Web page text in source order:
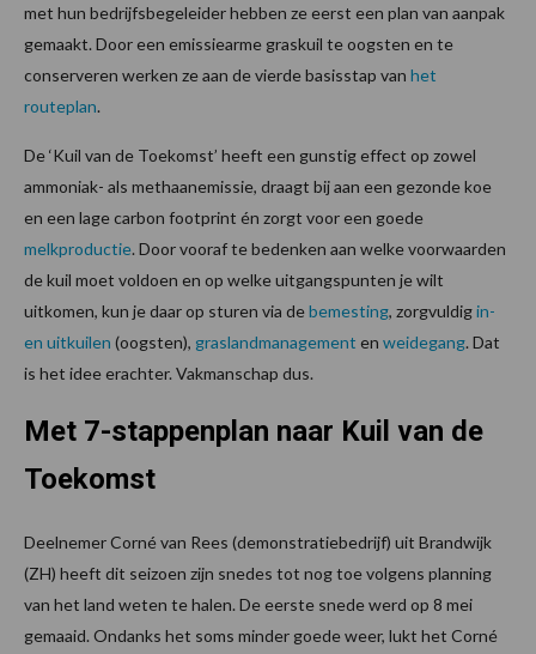
met hun bedrijfsbegeleider hebben ze eerst een plan van aanpak
gemaakt. Door een emissiearme graskuil te oogsten en te
conserveren werken ze aan de vierde basisstap van het
routeplan.
De ‘Kuil van de Toekomst’ heeft een gunstig effect op zowel
ammoniak- als methaanemissie, draagt bij aan een gezonde koe
en een lage carbon footprint én zorgt voor een goede
melkproductie. Door vooraf te bedenken aan welke voorwaarden
de kuil moet voldoen en op welke uitgangspunten je wilt
uitkomen, kun je daar op sturen via debemesting, zorgvuldigin-
en uitkuilen (oogsten), graslandmanagement en weidegang. Dat
is het idee erachter. Vakmanschap dus.
Met 7-stappenplan naar Kuil van de
Toekomst
Deelnemer Corné van Rees (demonstratiebedrijf) uit Brandwijk
(ZH) heeft dit seizoen zijn snedes tot nog toe volgens planning
van het land weten te halen. De eerste snede werd op 8 mei
gemaaid. Ondanks het soms minder goede weer, lukt het Corné